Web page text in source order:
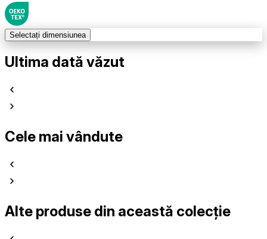
Selectați dimensiunea
Ultima dată văzut
Cele mai vândute
Alte produse din această colecție